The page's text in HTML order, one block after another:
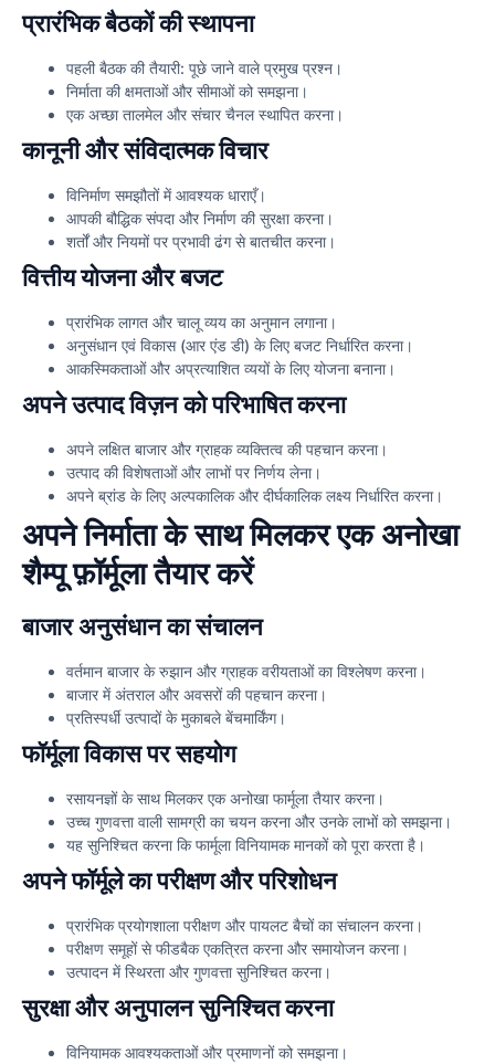
प्रारंभिक बैठकों की स्थापना
पहली बैठक की तैयारी: पूछे जाने वाले प्रमुख प्रश्न।
निर्माता की क्षमताओं और सीमाओं को समझना।
एक अच्छा तालमेल और संचार चैनल स्थापित करना।
कानूनी और संविदात्मक विचार
विनिर्माण समझौतों में आवश्यक धाराएँ।
आपकी बौद्धिक संपदा और निर्माण की सुरक्षा करना।
शर्तों और नियमों पर प्रभावी ढंग से बातचीत करना।
वित्तीय योजना और बजट
प्रारंभिक लागत और चालू व्यय का अनुमान लगाना।
अनुसंधान एवं विकास (आर एंड डी) के लिए बजट निर्धारित करना।
आकस्मिकताओं और अप्रत्याशित व्ययों के लिए योजना बनाना।
अपने उत्पाद विज़न को परिभाषित करना
अपने लक्षित बाजार और ग्राहक व्यक्तित्व की पहचान करना।
उत्पाद की विशेषताओं और लाभों पर निर्णय लेना।
अपने ब्रांड के लिए अल्पकालिक और दीर्घकालिक लक्ष्य निर्धारित करना।
अपने निर्माता के साथ मिलकर एक अनोखा
शैम्पू फ़ॉर्मूला तैयार करें
बाजार अनुसंधान का संचालन
वर्तमान बाजार के रुझान और ग्राहक वरीयताओं का विश्लेषण करना।
बाजार में अंतराल और अवसरों की पहचान करना।
प्रतिस्पर्धी उत्पादों के मुकाबले बेंचमार्किंग।
फॉर्मूला विकास पर सहयोग
रसायनज्ञों के साथ मिलकर एक अनोखा फार्मूला तैयार करना।
उच्च गुणवत्ता वाली सामग्री का चयन करना और उनके लाभों को समझना।
यह सुनिश्चित करना कि फार्मूला विनियामक मानकों को पूरा करता है।
अपने फॉर्मूले का परीक्षण और परिशोधन
प्रारंभिक प्रयोगशाला परीक्षण और पायलट बैचों का संचालन करना।
परीक्षण समूहों से फीडबैक एकत्रित करना और समायोजन करना।
उत्पादन में स्थिरता और गुणवत्ता सुनिश्चित करना।
सुरक्षा और अनुपालन सुनिश्चित करना
विनियामक आवश्यकताओं और प्रमाणनों को समझना।